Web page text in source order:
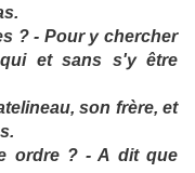
? - Pour y chercher
et sans s'y être
son frère, et
ordre ? - A dit que